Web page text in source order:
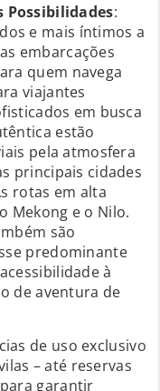
Possibilidades:
e mais íntimos a
embarcações
quem navega
viajantes
em busca
estão
pela atmosfera
principais cidades
rotas em alta
Mekong e o Nilo.
são
predominante
à
de aventura de
de uso exclusivo
– até reservas
garantir